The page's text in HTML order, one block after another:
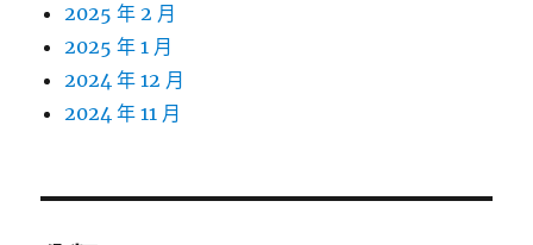
2025 年 2 月
2025 年 1 月
2024 年 12 月
2024 年 11 月